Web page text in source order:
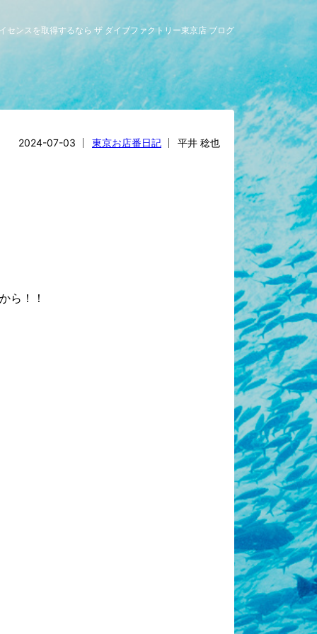
ンスを取得するなら ザ ダイブファクトリー東京店 ブログ
2024-07-03 東京お店番日記 平井 稔也
ら！！